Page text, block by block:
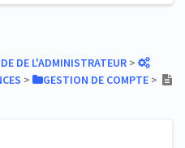
DE L'ADMINISTRATEUR ​ > ​
​ > ​ ​GESTION DE COMPTE ​ > ​